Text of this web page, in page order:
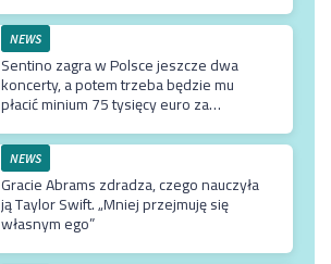
NEWS
Sentino zagra w Polsce jeszcze dwa
koncerty, a potem trzeba będzie mu
płacić minium 75 tysięcy euro za
NEWS
Gracie Abrams zdradza, czego nauczyła
ją Taylor Swift. „Mniej przejmuję się
własnym ego”